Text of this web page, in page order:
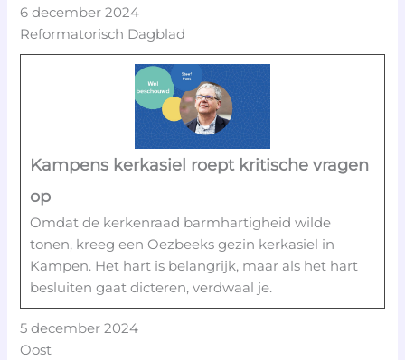
6 december 2024
Reformatorisch Dagblad
Kampens kerkasiel roept kritische vragen
op
Omdat de kerkenraad barmhartigheid wilde
tonen, kreeg een Oezbeeks gezin kerkasiel in
Kampen. Het hart is belangrijk, maar als het hart
besluiten gaat dicteren, verdwaal je.
5 december 2024
Oost